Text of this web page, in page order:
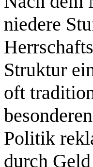
niedere
Struktur
oft
Politik
durch